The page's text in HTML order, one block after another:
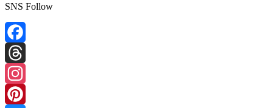
SNS Follow
Facebook
Threads
Instagram